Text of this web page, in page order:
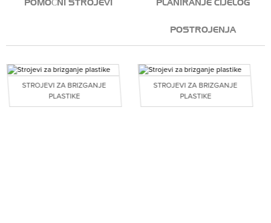
POMOĆNI STROJEVI PLANIRANJE CIJELOG
POSTROJENJA
STROJEVI ZA BRIZGANJE
PLASTIKE
STROJEVI ZA BRIZGANJE
PLASTIKE